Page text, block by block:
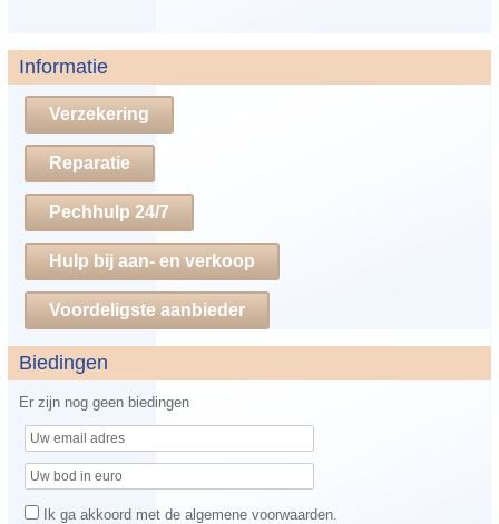
Informatie
Verzekering
Reparatie
Pechhulp 24/7
Hulp bij aan- en verkoop
Voordeligste aanbieder
Biedingen
Er zijn nog geen biedingen
Ik ga akkoord met de algemene voorwaarden.